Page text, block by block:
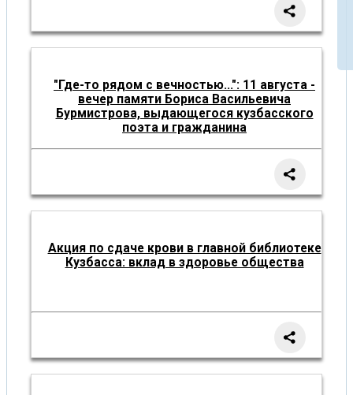
"Где-то рядом с вечностью...": 11 августа -
вечер памяти Бориса Васильевича
Бурмистрова, выдающегося кузбасского
поэта и гражданина
Акция по сдаче крови в главной библиотеке
Кузбасса: вклад в здоровье общества